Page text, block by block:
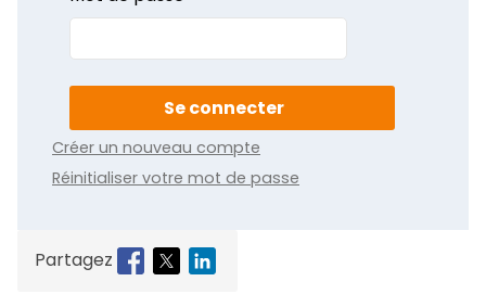
Créer un nouveau compte
Réinitialiser votre mot de passe
Partagez